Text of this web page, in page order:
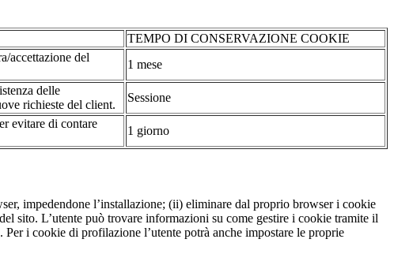
TEMPO DI CONSERVAZIONE COOKIE
accettazione del
1 mese
delle
richieste del client.
Sessione
evitare di contare
1 giorno
impedendone l’installazione; (ii) eliminare dal proprio browser i cookie
sito. L’utente può trovare informazioni su come gestire i cookie tramite il
. Per i cookie di profilazione l’utente potrà anche impostare le proprie